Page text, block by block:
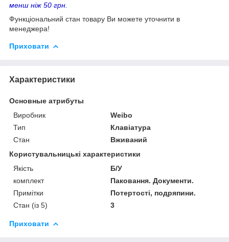
менш ніж 50 грн.
Функціональний стан товару Ви можете уточнити в
менеджера!
Приховати
Характеристики
Основные атрибуты
Виробник
Weibo
Тип
Клавіатура
Стан
Вживаний
Користувальницькі характеристики
Якість
Б/У
комплект
Паковання. Документи.
Примітки
Потертості, подряпини.
Стан (із 5)
3
Приховати